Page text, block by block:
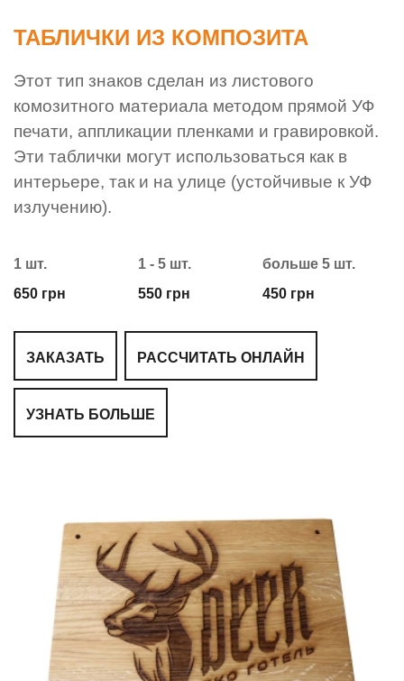
ТАБЛИЧКИ ИЗ КОМПОЗИТА
Этот тип знаков сделан из листового
комозитного материала методом прямой УФ
печати, аппликации пленками и гравировкой.
Эти таблички могут использоваться как в
интерьере, так и на улице (устойчивые к УФ
излучению).
1 шт.
650 грн
1 - 5 шт.
550 грн
больше 5 шт.
450 грн
ЗАКАЗАТЬ РАССЧИТАТЬ ОНЛАЙН
УЗНАТЬ БОЛЬШЕ